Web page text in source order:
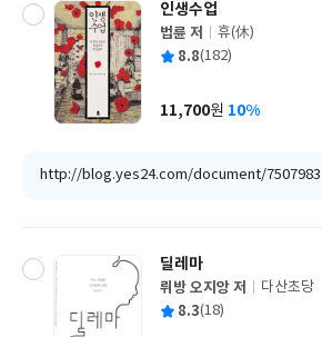
인생수업
글
쓴
법륜 저
출
사
휴(休)
평 8.8(182)
가
11,700원 10%
http://blog.yes24.com/document/7507983
딜레마
글
쓴
뤼방 오지앙 저
출
다산초당
평 8.3(18)